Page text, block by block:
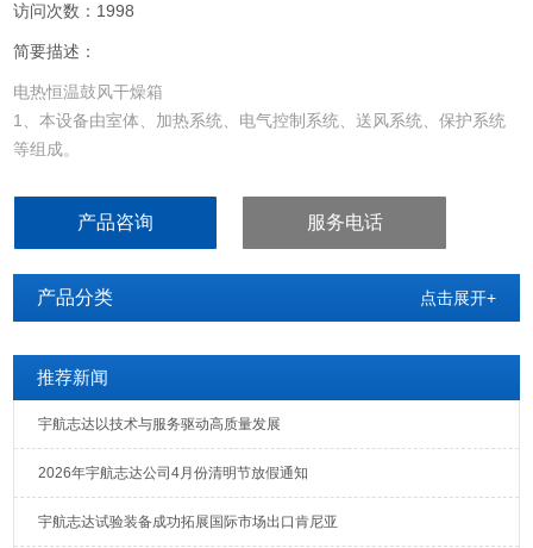
访问次数：1998
简要描述：
电热恒温鼓风干燥箱
1、本设备由室体、加热系统、电气控制系统、送风系统、保护系统
等组成。
3、工作室材质为优质镀锌板/不锈钢，外箱材质为优质冷轧钢板喷
的颜色搭配。
4、工作室内搁架可随用户的要求任意调节高度以及搁架的数量
产品咨询 服务电话
产品分类 点击展开+
推荐新闻
宇航志达以技术与服务驱动高质量发展
2026年宇航志达公司4月份清明节放假通知
宇航志达试验装备成功拓展国际市场出口肯尼亚